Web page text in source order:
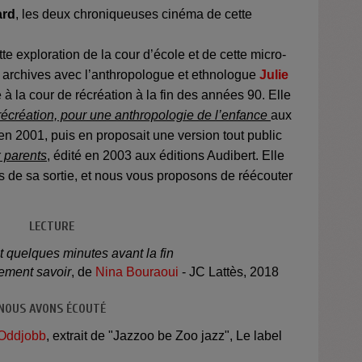
, les deux chroniqueuses cinéma de cette
exploration de la cour d’école et de cette micro-
avec l’anthropologue et ethnologue Julie
la cour de récréation à la fin des années 90. Elle
pour une anthropologie de l’enfance aux
2001, puis en proposait une version tout public
parents, édité en 2003 aux éditions Audibert. Elle
de sa sortie, et nous vous proposons de réécouter
LECTURE
quelques minutes avant la fin
savoir, de Nina Bouraoui - JC Lattès, 2018
AVONS ÉCOUTÉ
, extrait de "Jazzoo be Zoo jazz", Le label